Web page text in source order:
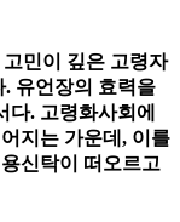
고민이 깊은 고령자
유언장의 효력을
. 고령화사회에
지는 가운데, 이를
신탁이 떠오르고